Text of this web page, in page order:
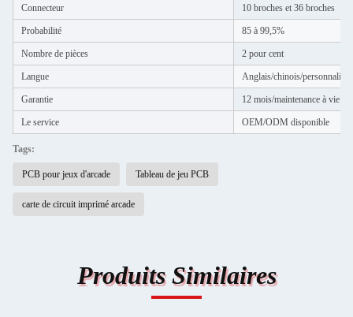
Connecteur 10 broches et 36 broches
Probabilité 85 à 99,5%
Nombre de pièces 2 pour cent
Langue Anglais/chinois/personnalisé
Garantie 12 mois/maintenance à vie
Le service OEM/ODM disponible
Tags:
PCB pour jeux d'arcade Tableau de jeu PCB
carte de circuit imprimé arcade
Produits Similaires